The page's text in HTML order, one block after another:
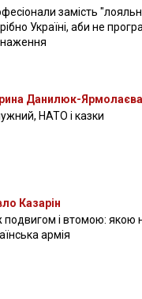
замість
Україні, аби не
Данилюк-Ярмолаєва
НАТО і казки
Казарін
подвигом і втомою: якою
армія